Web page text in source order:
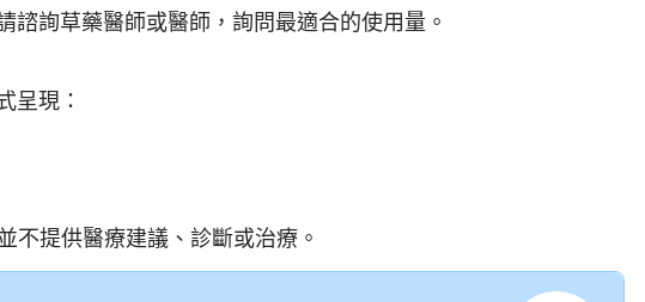
諮詢草藥醫師或醫師，詢問最適合的使用量。
呈現：
不提供醫療建議、診斷或治療。